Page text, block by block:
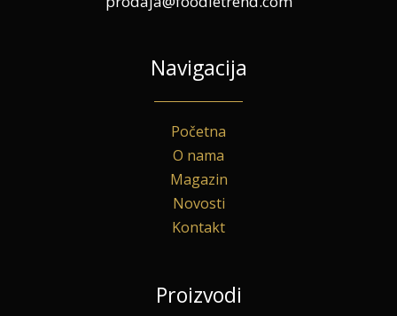
Navigacija
Početna
O nama
Magazin
Novosti
Kontakt
Proizvodi